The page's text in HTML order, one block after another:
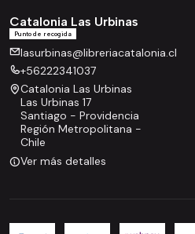
Catalonia Las Urbinas
Punto de recogida
lasurbinas@libreriacatalonia.cl
+56222341037
Catalonia Las Urbinas
Las Urbinas 17
Santiago - Providencia
Región Metropolitana -
Chile
Ver más detalles